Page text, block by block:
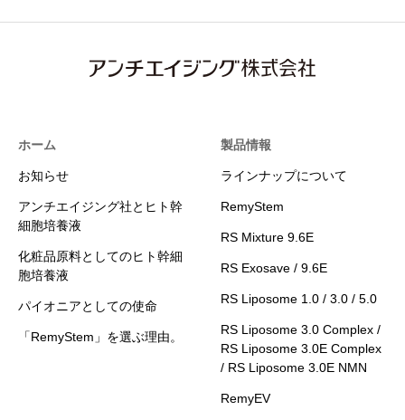
ホーム
お知らせ
アンチエイジング社とヒト幹
細胞培養液
化粧品原料としてのヒト幹細
胞培養液
パイオニアとしての使命
「RemyStem」を選ぶ理由。
製品情報
ラインナップについて
RemyStem
RS Mixture 9.6E
RS Exosave / 9.6E
RS Liposome 1.0 / 3.0 / 5.0
RS Liposome 3.0 Complex /
RS Liposome 3.0E Complex
/ RS Liposome 3.0E NMN
RemyEV